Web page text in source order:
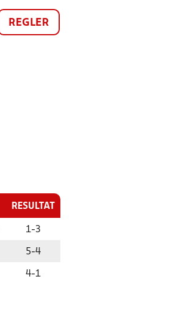
REGLER
RESULTAT
1-3
5-4
4-1